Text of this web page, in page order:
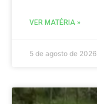
VER MATÉRIA »
5 de agosto de 2026